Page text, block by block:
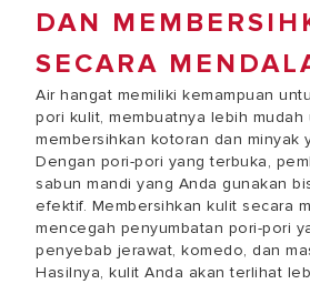
DAN
SECARA
Air hangat memiliki kemampuan
pori kulit, membuatnya lebih mudah
membersihkan kotoran dan minyak
Dengan pori-pori yang terbuka,
sabun mandi yang Anda gunakan
efektif. Membersihkan kulit secara
mencegah penyumbatan pori-pori
penyebab jerawat, komedo, dan
Hasilnya, kulit Anda akan terlihat